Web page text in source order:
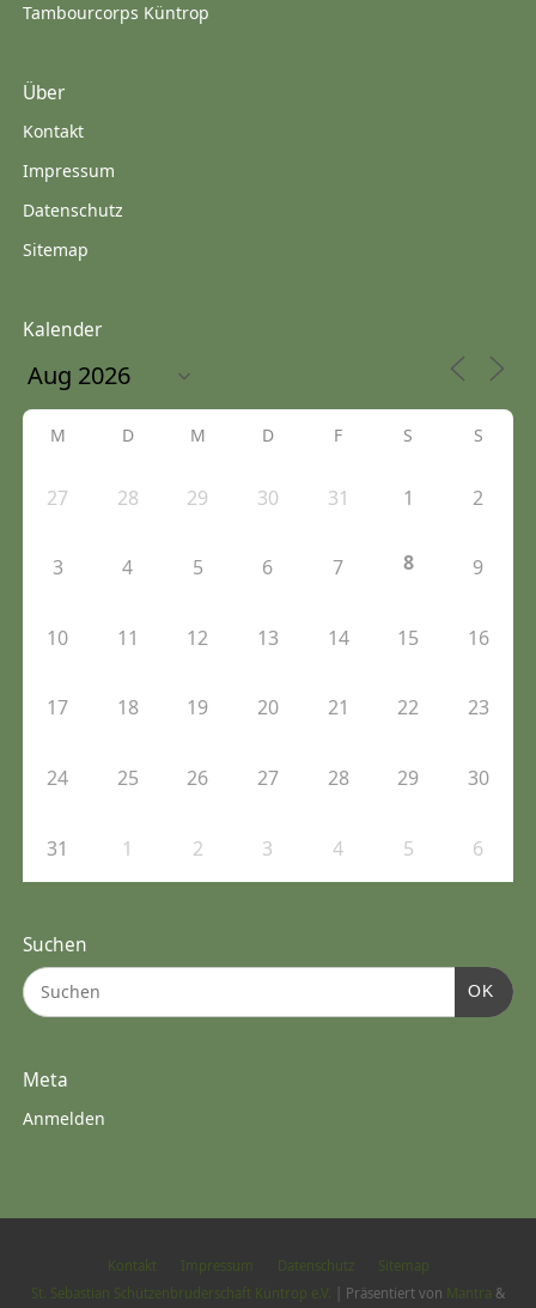
Tambourcorps Küntrop
Über
Kontakt
Impressum
Datenschutz
Sitemap
Kalender
M D M D F S S
27 28 29 30 31 1 2
3 4 5 6 7 8 9
10 11 12 13 14 15 16
17 18 19 20 21 22 23
24 25 26 27 28 29 30
31 1 2 3 4 5 6
Suchen
OK
Meta
Anmelden
Kontakt Impressum Datenschutz
Sitemap
St. Sebastian Schützenbruderschaft Küntrop e.V. | Präsentiert von Mantra &